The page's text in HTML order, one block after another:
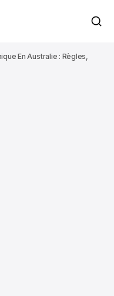
En Australie : Règles,